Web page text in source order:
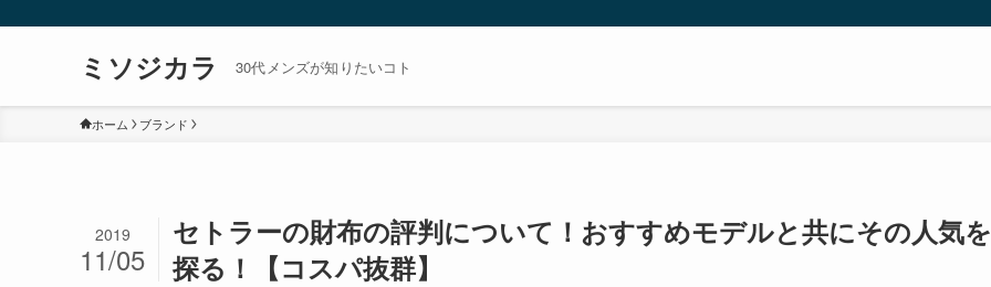
ミソジカラ 30代メンズが知りたいコト
ホーム ブランド
セトラーの財布の評判について！おすすめモデルと共にその人気を
探る！【コスパ抜群】
2019
11/05